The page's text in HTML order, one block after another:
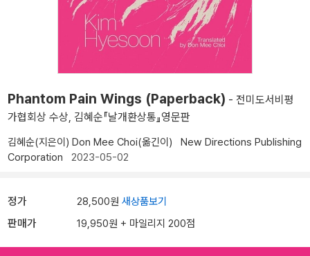
Phantom Pain Wings (Paperback) - 전미도서비평
가협회상 수상, 김혜순『날개환상통』영문판
김혜순(지은이) Don Mee Choi(옮긴이)
New Directions Publishing
Corporation 2023-05-02
정가 28,500원 새상품보기
판매가 19,950원 + 마일리지 200점